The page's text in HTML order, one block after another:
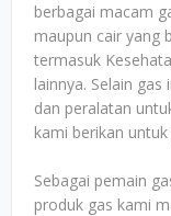
berbagai macam
maupun cair yang
termasuk
lainnya. Selain
dan peralatan
kami berikan
Sebagai pemain
produk gas kami